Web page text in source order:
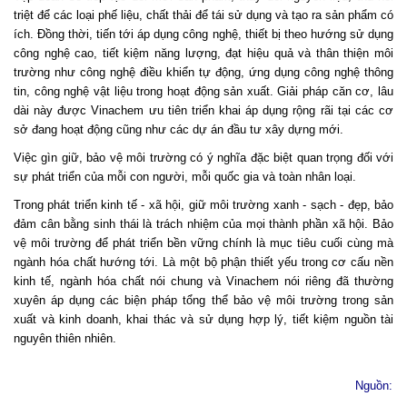
triệt để các loại phế liệu, chất thải để tái sử dụng và tạo ra sản phẩm có
ích. Đồng thời, tiến tới áp dụng công nghệ, thiết bị theo hướng sử dụng
công nghệ cao, tiết kiệm năng lượng, đạt hiệu quả và thân thiện môi
trường như công nghệ điều khiển tự động, ứng dụng công nghệ thông
tin, công nghệ vật liệu trong hoạt động sản xuất. Giải pháp căn cơ, lâu
dài này được Vinachem ưu tiên triển khai áp dụng rộng rãi tại các cơ
sở đang hoạt động cũng như các dự án đầu tư xây dựng mới.
Việc gìn giữ, bảo vệ môi trường có ý nghĩa đặc biệt quan trọng đối với
sự phát triển của mỗi con người, mỗi quốc gia và toàn nhân loại.
Trong phát triển kinh tế - xã hội, giữ môi trường xanh - sạch - đẹp, bảo
đảm cân bằng sinh thái là trách nhiệm của mọi thành phần xã hội. Bảo
vệ môi trường để phát triển bền vững chính là mục tiêu cuối cùng mà
ngành hóa chất hướng tới. Là một bộ phận thiết yếu trong cơ cấu nền
kinh tế, ngành hóa chất nói chung và Vinachem nói riêng đã thường
xuyên áp dụng các biện pháp tổng thể bảo vệ môi trường trong sản
xuất và kinh doanh, khai thác và sử dụng hợp lý, tiết kiệm nguồn tài
nguyên thiên nhiên.
Nguồn: